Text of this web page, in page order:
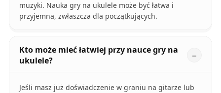
muzyki. Nauka gry na ukulele może być łatwa i
przyjemna, zwłaszcza dla początkujących.
Kto może mieć łatwiej przy nauce gry na
ukulele?
Jeśli masz już doświadczenie w graniu na gitarze lub